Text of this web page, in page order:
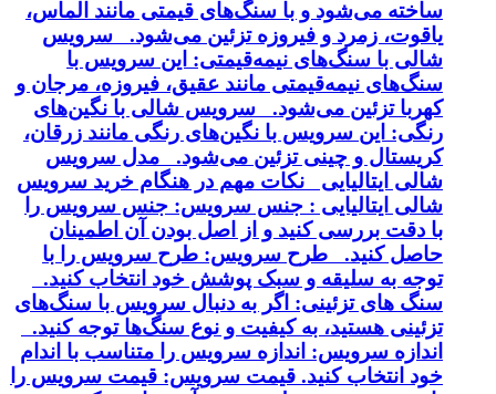
ساخته می‌شود و با سنگ‌های قیمتی مانند الماس،
یاقوت، زمرد و فیروزه تزئین می‌شود. سرویس
شالی با سنگ‌های نیمه‌قیمتی: این سرویس با
سنگ‌های نیمه‌قیمتی مانند عقیق، فیروزه، مرجان و
کهربا تزئین می‌شود. سرویس شالی با نگین‌های
رنگی: این سرویس با نگین‌های رنگی مانند زرقان،
کریستال و چینی تزئین می‌شود. مدل سرویس
شالی ایتالیایی نکات مهم در هنگام خرید سرویس
شالی ایتالیایی : جنس سرویس: جنس سرویس را
با دقت بررسی کنید و از اصل بودن آن اطمینان
حاصل کنید. طرح سرویس: طرح سرویس را با
توجه به سلیقه و سبک پوشش خود انتخاب کنید.
سنگ های تزئینی: اگر به دنبال سرویس با سنگ‌های
تزئینی هستید، به کیفیت و نوع سنگ‌ها توجه کنید.
اندازه سرویس: اندازه سرویس را متناسب با اندام
خود انتخاب کنید. قیمت سرویس: قیمت سرویس را